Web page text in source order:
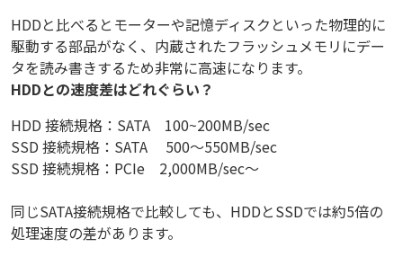
HDDと比べるとモーターや記憶ディスクといった物理的に
駆動する部品がなく、内蔵されたフラッシュメモリにデー
タを読み書きするため非常に高速になります。
HDDとの速度差はどれぐらい？
HDD 接続規格：SATA 100~200MB/sec
SSD 接続規格：SATA 500～550MB/sec
SSD 接続規格：PCIe 2,000MB/sec～
同じSATA接続規格で比較しても、HDDとSSDでは約5倍の
処理速度の差があります。